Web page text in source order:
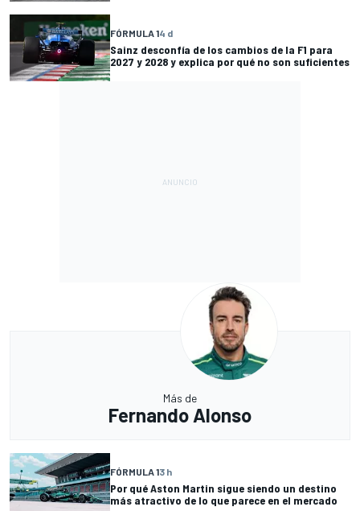
FÓRMULA 14 d
Sainz desconfía de los cambios de la F1 para
2027 y 2028 y explica por qué no son suficientes
Más de
Fernando Alonso
FÓRMULA 13 h
Por qué Aston Martin sigue siendo un destino
más atractivo de lo que parece en el mercado